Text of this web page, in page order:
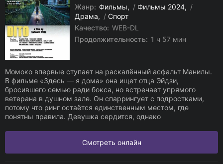
Жанр: Фильмы / Фильмы 2024
/
Драма
/ Спорт
Качество: WEB-DL
Продолжительность: 1 ч 57 мин
Момоко впервые ступает на раскалённый асфальт Манилы.
В фильме «Здесь — я дома» она ищет отца Эйдзи,
бросившего семью ради бокса, но встречает упрямого
ветерана в душном зале. Он спаррингует с подростками,
потому что ринг остаётся единственным местом, где
понятны правила. Девушка сердится, однако
Смотреть онлайн